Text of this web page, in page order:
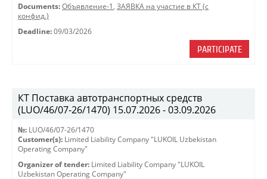
Documents: Объявление-1 , ЗАЯВКА на участие в КТ (с
конфид.)
Deadline: 09/03/2026
PARTICIPATE
КТ Поставка автотранспортных средств
(LUO/46/07-26/1470) 15.07.2026 - 03.09.2026
№: LUO/46/07-26/1470
Customer(s): Limited Liability Company "LUKOIL Uzbekistan
Operating Company"
Organizer of tender: Limited Liability Company "LUKOIL
Uzbekistan Operating Company"